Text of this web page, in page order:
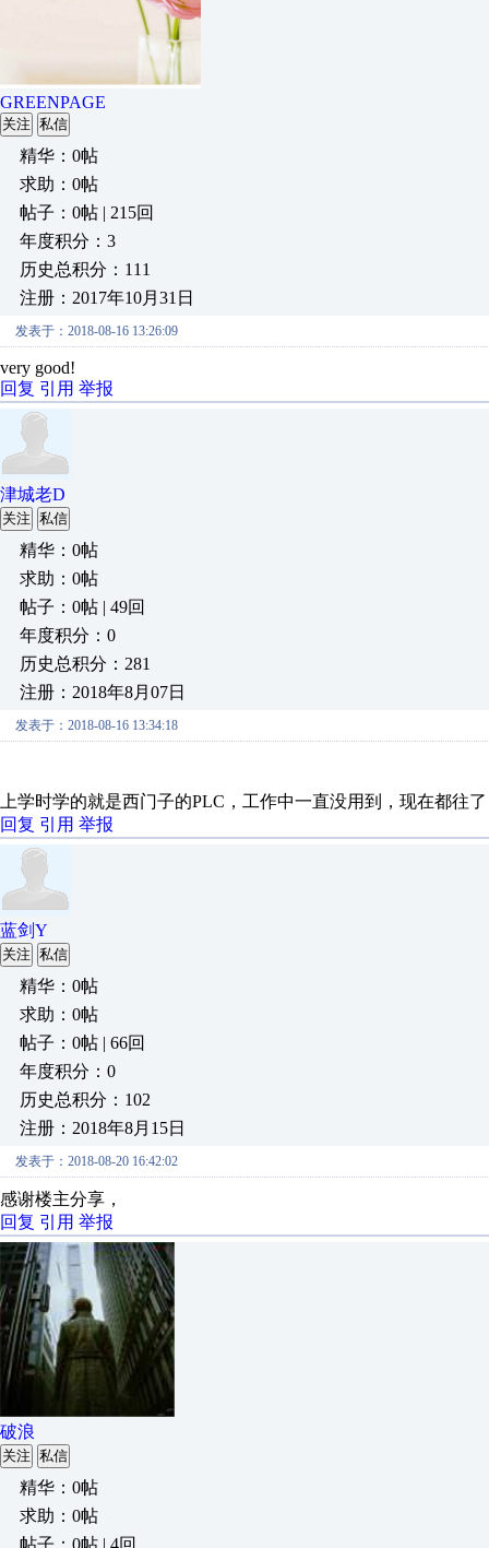
GREENPAGE
关注 私信
精华：0帖
求助：0帖
帖子：0帖 | 215回
年度积分：3
历史总积分：111
注册：2017年10月31日
发表于：2018-08-16 13:26:09
very good!
回复 引用 举报
津城老D
关注 私信
精华：0帖
求助：0帖
帖子：0帖 | 49回
年度积分：0
历史总积分：281
注册：2018年8月07日
发表于：2018-08-16 13:34:18
上学时学的就是西门子的PLC，工作中一直没用到，现在都往
回复 引用 举报
蓝剑Y
关注 私信
精华：0帖
求助：0帖
帖子：0帖 | 66回
年度积分：0
历史总积分：102
注册：2018年8月15日
发表于：2018-08-20 16:42:02
感谢楼主分享，
回复 引用 举报
破浪
关注 私信
精华：0帖
求助：0帖
帖子：0帖 | 4回